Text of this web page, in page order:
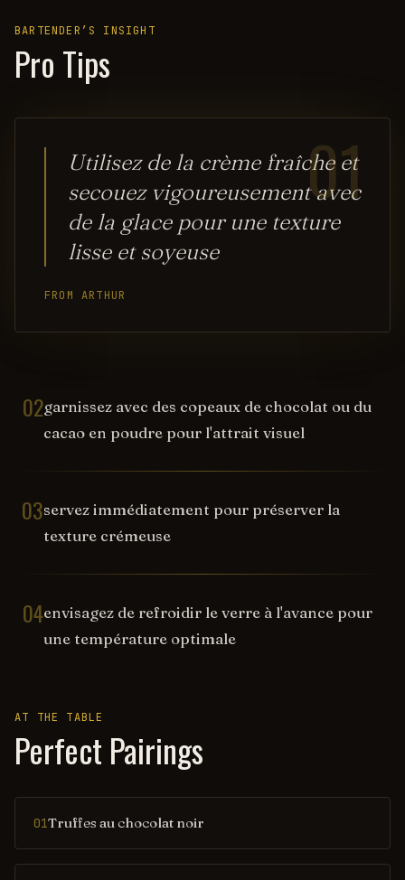
BARTENDER’S INSIGHT
Pro Tips
01
Utilisez de la crème fraîche et
secouez vigoureusement avec
de la glace pour une texture
lisse et soyeuse
FROM ARTHUR
02garnissez avec des copeaux de chocolat ou du
cacao en poudre pour l'attrait visuel
03servez immédiatement pour préserver la
texture crémeuse
04envisagez de refroidir le verre à l'avance pour
une température optimale
AT THE TABLE
Perfect Pairings
01Truffes au chocolat noir